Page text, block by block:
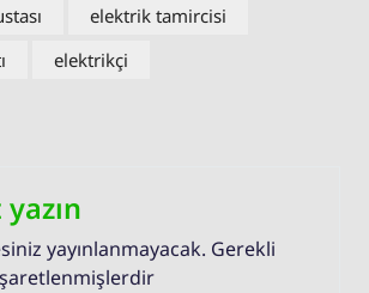
elektrik tamircisi
elektrikçi
yayınlanmayacak. Gerekli